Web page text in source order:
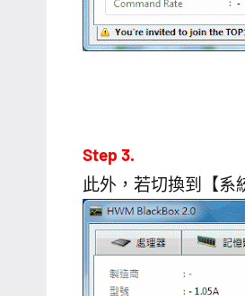
Step 3.
此外，若切換到【系